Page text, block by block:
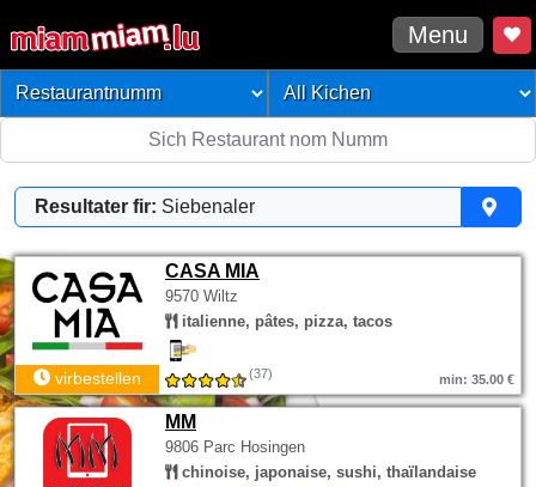
Menu
Resultater fir: Siebenaler
CASA MIA
9570 Wiltz
italienne, pâtes, pizza, tacos
virbestellen (37) min: 35.00 €
MM
9806 Parc Hosingen
chinoise, japonaise, sushi, thaïlandaise